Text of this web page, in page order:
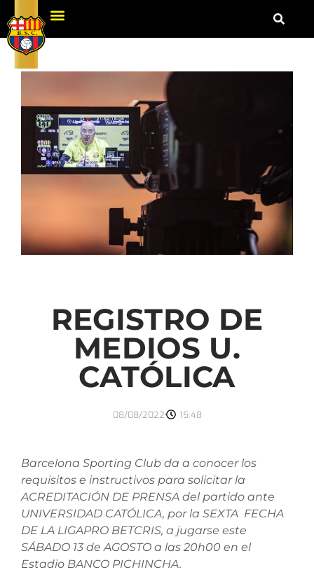
REGISTRO DE
MEDIOS U.
CATÓLICA
08/08/2022 15:48
Barcelona Sporting Club da a conocer los
requisitos e instructivos para solicitar la
ACREDITACIÓN DE PRENSA del partido ante
UNIVERSIDAD CATÓLICA, por la SEXTA FECHA
DE LA LIGAPRO BETCRIS, a jugarse este
SÁBADO 13 de AGOSTO a las 20h00 en el
Estadio BANCO PICHINCHA.